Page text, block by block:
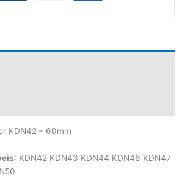
KDN42 – 60mm
: KDN42 KDN43 KDN44 KDN46 KDN47